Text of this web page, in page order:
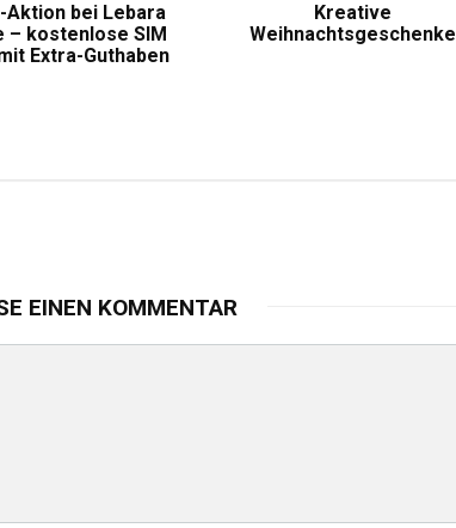
Aktion bei Lebara
– kostenlose SIM
Extra-Guthaben
Kreative
Weihnachtsgeschenke
EINEN KOMMENTAR